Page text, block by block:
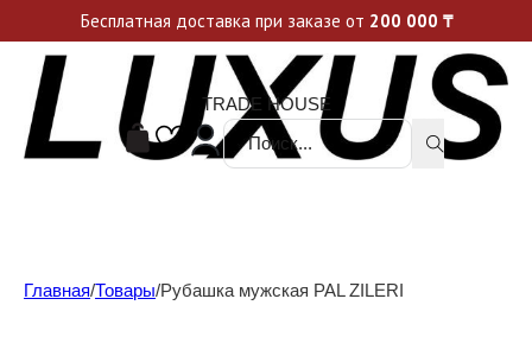
Уникальные акции и спецпредложения каждую неделю, не пропусти свой шанс
TRADE HOUSE
Поиск ...
Главная/Товары/Рубашка мужская PAL ZILERI
Бесплатная доставка при заказе от 200 000 ₸